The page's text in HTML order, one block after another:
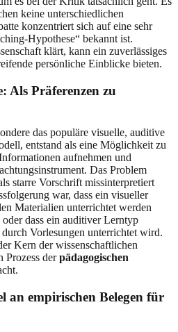
keine unterschiedlichen
konzentriert sich auf eine sehr
Hypothese“ bekannt ist.
klärt, kann ein zuverlässiges
persönliche Einblicke bieten.
Als Präferenzen zu
das populäre visuelle, auditive
entstand als eine Möglichkeit zu
aufnehmen und
Das Problem
starre Vorschrift missinterpretiert
war, dass ein visueller
Materialien unterrichtet werden
dass ein auditiver Lerntyp
Vorlesungen unterrichtet wird.
Kern der wissenschaftlichen
Prozess derpädagogischen
empirischen Belegen für